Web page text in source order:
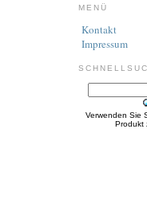
MENÜ
Kontakt
Impressum
Verwenden Sie
Produkt